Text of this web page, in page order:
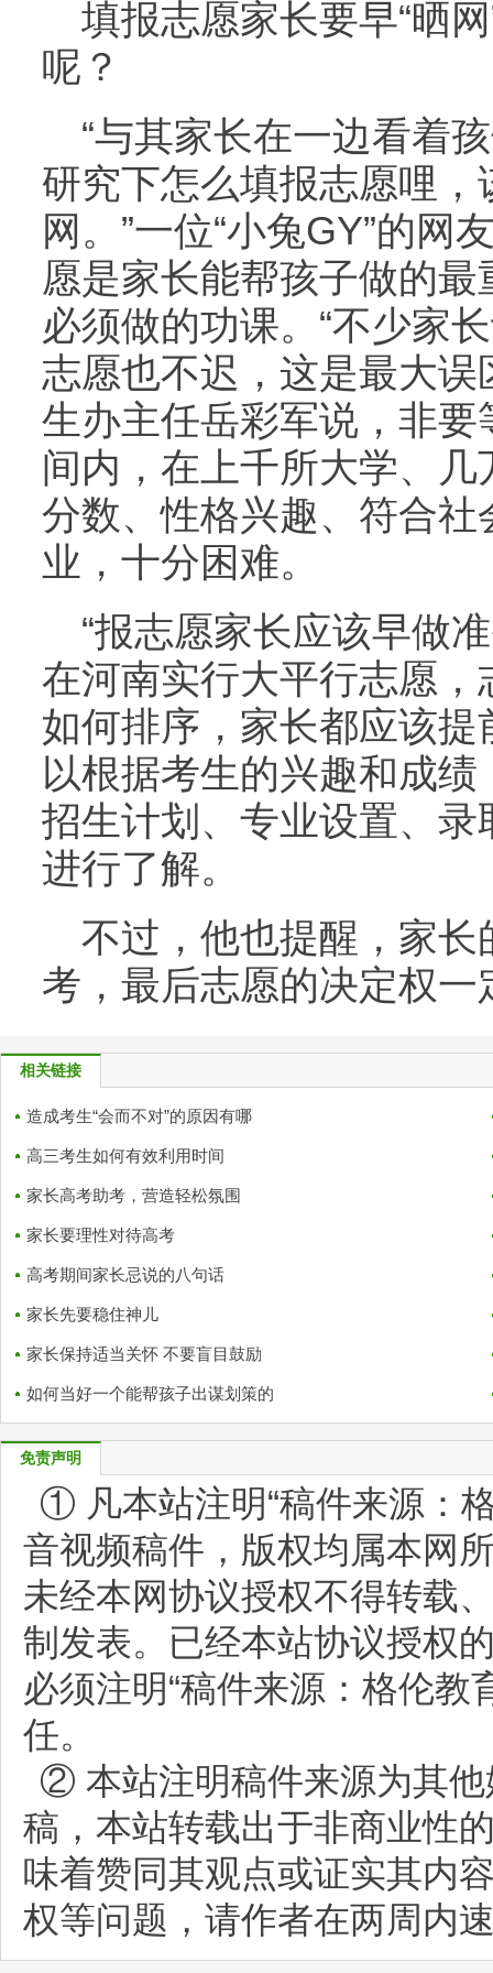
填报志愿家长要早“晒
呢？
“与其家长在一边看着
研究下怎么填报志愿哩
网。”一位“小兔GY”的网
愿是家长能帮孩子做的
必须做的功课。“不少家
志愿也不迟，这是最大误
生办主任岳彩军说，非
间内，在上千所大学、
分数、性格兴趣、符合
业，十分困难。
“报志愿家长应该早做
在河南实行大平行志愿
如何排序，家长都应该提
以根据考生的兴趣和成绩
招生计划、专业设置、
进行了解。
不过，他也提醒，家
考，最后志愿的决定权一
相关链接
造成考生“会而不对”的原因有哪
高三考生如何有效利用时间
家长高考助考，营造轻松氛围
家长要理性对待高考
高考期间家长忌说的八句话
家长先要稳住神儿
家长保持适当关怀 不要盲目鼓励
如何当好一个能帮孩子出谋划策的
免责声明
① 凡本站注明“稿件来源：
音视频稿件，版权均属本网
未经本网协议授权不得转载
制发表。已经本站协议授权
必须注明“稿件来源：格伦教
任。
② 本站注明稿件来源为其
稿，本站转载出于非商业性
味着赞同其观点或证实其内
权等问题，请作者在两周内